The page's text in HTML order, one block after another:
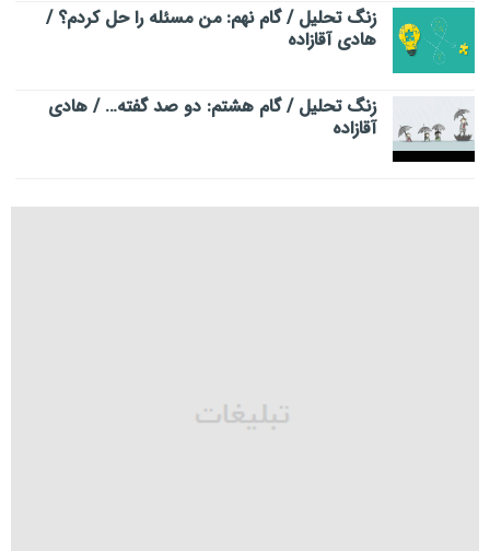
زنگ تحلیل / گام نهم: من مسئله را حل کردم؟ /
هادی آقازاده
زنگ تحلیل / گام هشتم: دو صد گفته… / هادی
آقازاده